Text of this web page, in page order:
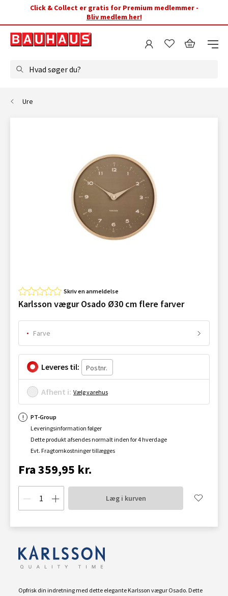
Click & Collect er gratis for Premium medlemmer -
Bliv medlem her!
Hvad søger du?
Ure
Skriv en anmeldelse
Karlsson vægur Osado Ø30 cm flere farver
Farve
Leveres til:
Afhent i: Vælg varehus
PT-Group
Leveringsinformation følger
Dette produkt afsendes normalt inden for 4 hverdage
Evt. Fragtomkostninger tillægges
Fra 359,95 kr.
Læg i kurven
Opfrisk din indretning med dette elegante Karlsson vægur Osado. Dette